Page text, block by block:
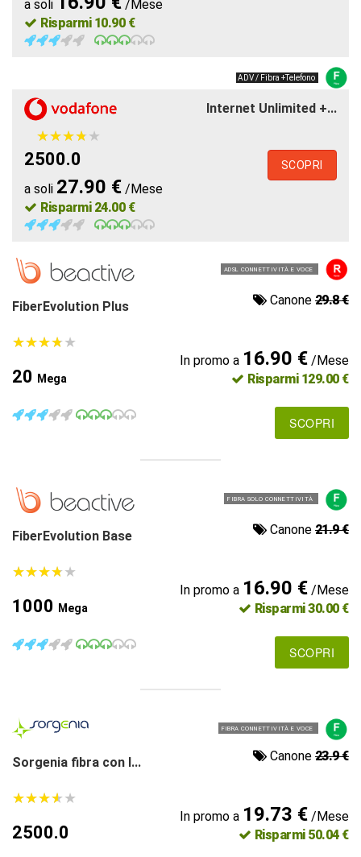
a soli
/Mese
Risparmi 10.90 €
ADV / Fibra +Telefono
Internet Unlimited +...
★★★★★
★★★★★
2500.0
a soli 27.90 € /Mese
Risparmi 24.00 €
SCOPRI
ADSL CONNETTIVITÀ E VOCE
FiberEvolution Plus Canone 29.8 €
★★★★★
★★★★★
20 Mega
In promo a 16.90 €/Mese
Risparmi 129.00 €
SCOPRI
FIBRA SOLO CONNETTIVITÀ
FiberEvolution Base Canone 21.9 €
★★★★★
★★★★★
1000 Mega
In promo a 16.90 €/Mese
Risparmi 30.00 €
SCOPRI
FIBRA CONNETTIVITÀ E VOCE
Sorgenia fibra con l... Canone 23.9 €
★★★★★
★★★★★
2500.0
In promo a 19.73 €/Mese
Risparmi 50.04 €